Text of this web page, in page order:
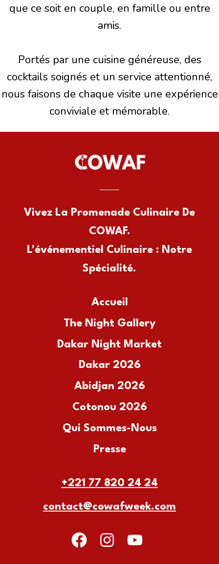
que ce soit en couple, en famille ou entre
amis.
Portés par une cuisine généreuse, des
cocktails soignés et un service attentionné,
nous faisons de chaque visite une expérience
conviviale et mémorable.
Vivez La Promenade Culinaire De
COWAF.
L'événementiel Culinaire : Notre
Spécialité.
Accueil
The Night Gallery
Dakar Night Market
Dakar 2026
Abidjan 2026
Cotonou 2026
Qui Sommes-Nous
Presse
+221 77 820 24 24
contact@cowafweek.com